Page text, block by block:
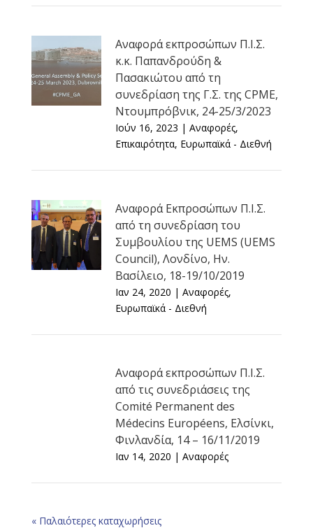
Αναφορά εκπροσώπων Π.Ι.Σ.
κ.κ. Παπανδρούδη &
Πασακιώτου από τη
συνεδρίαση της Γ.Σ. της CPME,
Ντουμπρόβνικ, 24-25/3/2023
Ιούν 16, 2023 | Αναφορές,
Επικαιρότητα, Ευρωπαϊκά - Διεθνή
Αναφορά Εκπροσώπων Π.Ι.Σ.
από τη συνεδρίαση του
Συμβουλίου της UEMS (UEMS
Council), Λονδίνο, Ην.
Βασίλειο, 18-19/10/2019
Ιαν 24, 2020 | Αναφορές,
Ευρωπαϊκά - Διεθνή
Αναφορά εκπροσώπων Π.Ι.Σ.
από τις συνεδριάσεις της
Comité Permanent des
Médecins Européens, Ελσίνκι,
Φινλανδία, 14 – 16/11/2019
Ιαν 14, 2020 | Αναφορές
« Παλαιότερες καταχωρήσεις